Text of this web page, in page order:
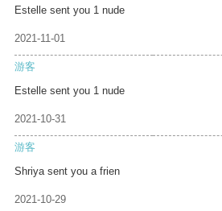
Estelle sent you 1 nude
2021-11-01
游客
Estelle sent you 1 nude
2021-10-31
游客
Shriya sent you a frien
2021-10-29